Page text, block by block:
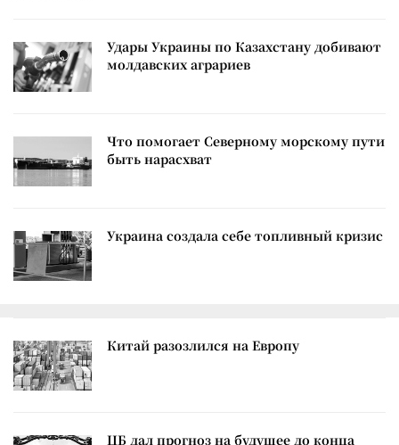
Удары Украины по Казахстану добивают
молдавских аграриев
Что помогает Северному морскому пути
быть нарасхват
Украина создала себе топливный кризис
Китай разозлился на Европу
ЦБ дал прогноз на будущее до конца